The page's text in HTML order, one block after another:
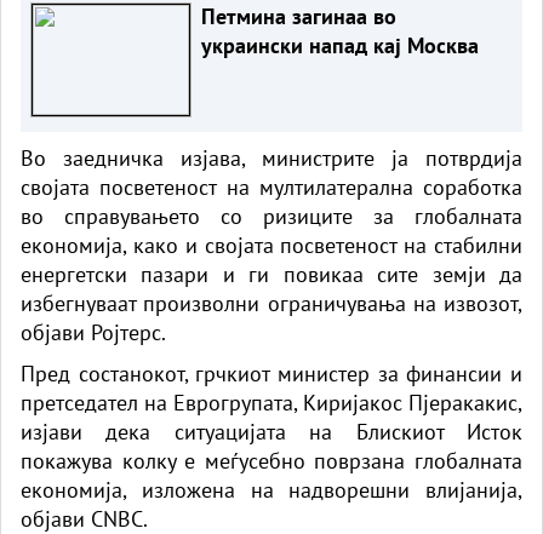
Петмина загинаа во
украински напад кај Москва
Во заедничка изјава, министрите ја потврдија
својата посветеност на мултилатерална соработка
во справувањето со ризиците за глобалната
економија, како и својата посветеност на стабилни
енергетски пазари и ги повикаа сите земји да
избегнуваат произволни ограничувања на извозот,
објави Ројтерс.
Пред состанокот, грчкиот министер за финансии и
претседател на Еврогрупата, Киријакос Пјеракакис,
изјави дека ситуацијата на Блискиот Исток
покажува колку е меѓусебно поврзана глобалната
економија, изложена на надворешни влијанија,
објави CNBC.